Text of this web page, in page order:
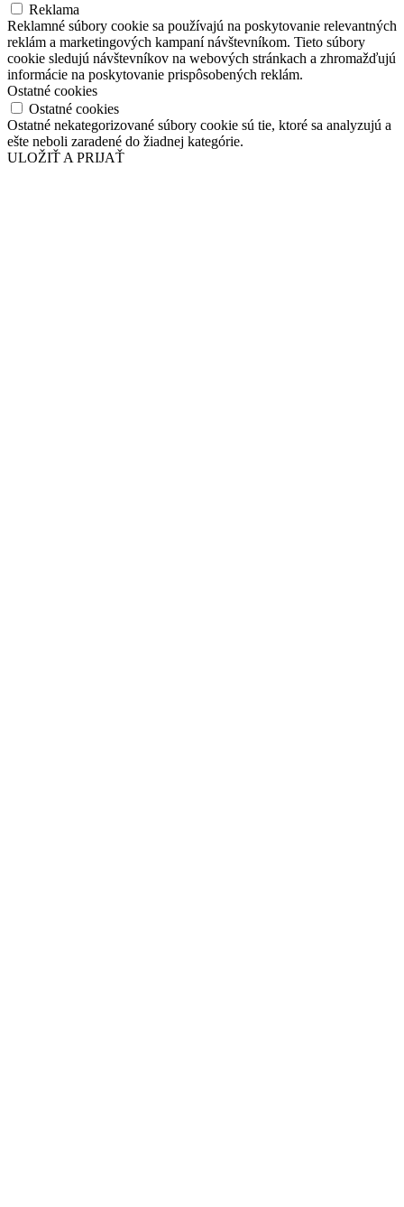
Reklama
Reklamné súbory cookie sa používajú na poskytovanie relevantných
reklám a marketingových kampaní návštevníkom. Tieto súbory
cookie sledujú návštevníkov na webových stránkach a zhromažďujú
informácie na poskytovanie prispôsobených reklám.
Ostatné cookies
Ostatné cookies
Ostatné nekategorizované súbory cookie sú tie, ktoré sa analyzujú a
ešte neboli zaradené do žiadnej kategórie.
ULOŽIŤ A PRIJAŤ